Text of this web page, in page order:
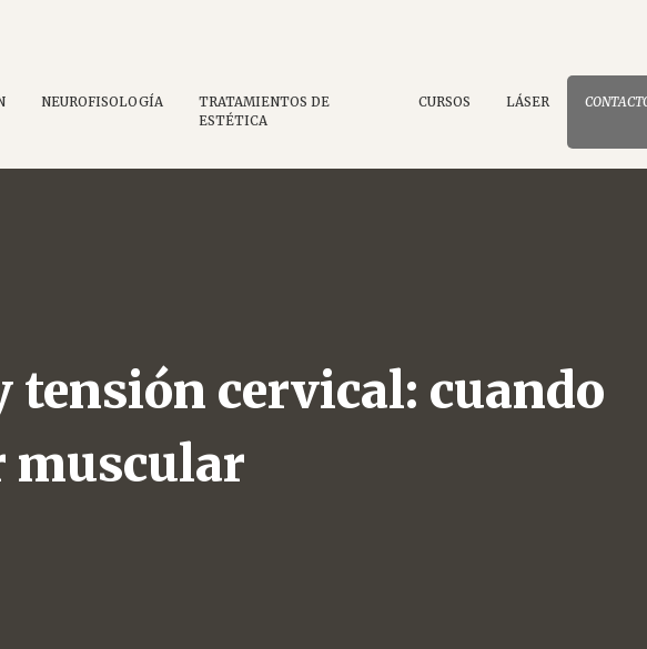
NEUROFISOLOGÍA
TRATAMIENTOS DE
ESTÉTICA
CURSOS LÁSER
tensión cervical: cuando
muscular